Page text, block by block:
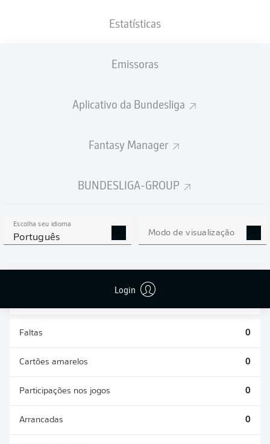
Estatísticas
Emissoras
Aplicativo da Bundesliga
Fantasy Manager
BUNDESLIGA-GROUP
Escolha seu idioma
Português Modo de visualização
Login
ESTATÍSTICAS DA
TEMPORADA 2026/2027
Faltas 0
Cartões amarelos 0
Participações nos jogos 0
Arrancadas 0